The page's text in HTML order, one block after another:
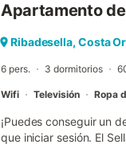
Apartamento
Ribadesella, Costa
6 pers. 3 dormitorios
Wifi Televisión Ropa
¡Puedes conseguir un
que iniciar sesión. El